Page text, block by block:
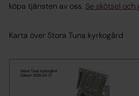
köpa tjänsten av oss. Se skötsel
Karta över Stora Tuna kyrkogård